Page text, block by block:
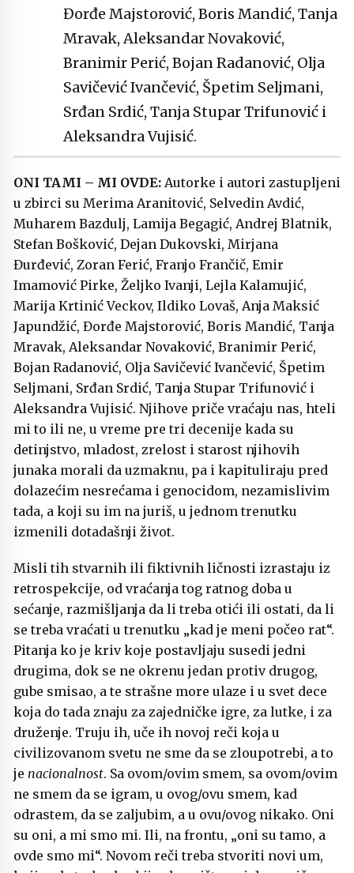
Đorđe Majstorović, Boris Mandić, Tanja
Mravak, Aleksandar Novaković,
Branimir Perić, Bojan Radanović, Olja
Savičević Ivančević, Špetim Seljmani,
Srđan Srdić, Tanja Stupar Trifunović i
Aleksandra Vujisić.
ONI TAMI – MI OVDE: Autorke i autori zastupljeni
u zbirci su Merima Aranitović, Selvedin Avdić,
Muharem Bazdulj, Lamija Begagić, Andrej Blatnik,
Stefan Bošković, Dejan Dukovski, Mirjana
Đurđević, Zoran Ferić, Franjo Frančič, Emir
Imamović Pirke, Željko Ivanji, Lejla Kalamujić,
Marija Krtinić Veckov, Ildiko Lovaš, Anja Maksić
Japundžić, Đorđe Majstorović, Boris Mandić, Tanja
Mravak, Aleksandar Novaković, Branimir Perić,
Bojan Radanović, Olja Savičević Ivančević, Špetim
Seljmani, Srđan Srdić, Tanja Stupar Trifunović i
Aleksandra Vujisić. Njihove priče vraćaju nas, hteli
mi to ili ne, u vreme pre tri decenije kada su
detinjstvo, mladost, zrelost i starost njihovih
junaka morali da uzmaknu, pa i kapituliraju pred
dolazećim nesrećama i genocidom, nezamislivim
tada, a koji su im na juriš, u jednom trenutku
izmenili dotadašnji život.
Misli tih stvarnih ili fiktivnih ličnosti izrastaju iz
retrospekcije, od vraćanja tog ratnog doba u
sećanje, razmišljanja da li treba otići ili ostati, da li
se treba vraćati u trenutku „kad je meni počeo rat“.
Pitanja ko je kriv koje postavljaju susedi jedni
drugima, dok se ne okrenu jedan protiv drugog,
gube smisao, a te strašne more ulaze i u svet dece
koja do tada znaju za zajedničke igre, za lutke, i za
druženje. Truju ih, uče ih novoj reči koja u
civilizovanom svetu ne sme da se zloupotrebi, a to
je nacionalnost. Sa ovom/ovim smem, sa ovom/ovim
ne smem da se igram, u ovog/ovu smem, kad
odrastem, da se zaljubim, a u ovu/ovog nikako. Oni
su oni, a mi smo mi. Ili, na frontu, „oni su tamo, a
ovde smo mi“. Novom reči treba stvoriti novi um,